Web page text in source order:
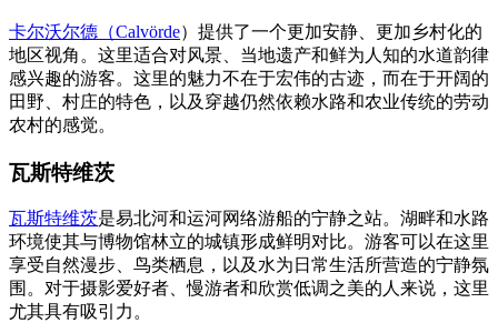
卡尔沃尔德（Calvörde）提供了一个更加安静、更加乡村化的
地区视角。这里适合对风景、当地遗产和鲜为人知的水道韵律
感兴趣的游客。这里的魅力不在于宏伟的古迹，而在于开阔的
田野、村庄的特色，以及穿越仍然依赖水路和农业传统的劳动
农村的感觉。
瓦斯特维茨
瓦斯特维茨是易北河和运河网络游船的宁静之站。湖畔和水路
环境使其与博物馆林立的城镇形成鲜明对比。游客可以在这里
享受自然漫步、鸟类栖息，以及水为日常生活所营造的宁静氛
围。对于摄影爱好者、慢游者和欣赏低调之美的人来说，这里
尤其具有吸引力。